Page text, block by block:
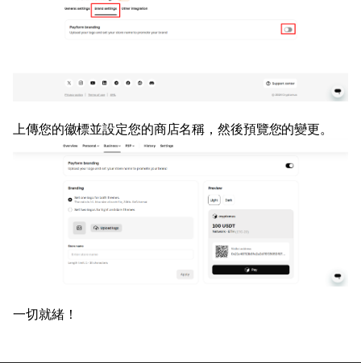
上傳您的徽標並設定您的商店名稱，然後預覽您的變更。
一切就緒！